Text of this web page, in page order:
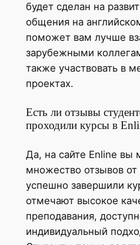
будет сделан на
общения на
поможет вам лучше
зарубежными
также участвовать в
проектах.
Есть ли отзывы
проходили курсы в
Да, на сайте Enline вы
множество отзывов от
успешно завершили
отмечают высокое
преподавания,
индивидуальный